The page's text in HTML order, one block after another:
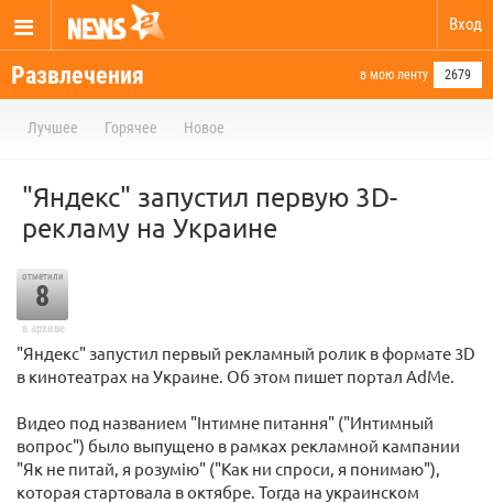
Вход
Развлечения в мою ленту 2679
Лучшее Горячее Новое
"Яндекс" запустил первую 3D-
рекламу на Украине
отметили
8
в архиве
"Яндекс" запустил первый рекламный ролик в формате 3D
в кинотеатрах на Украине. Об этом пишет портал AdMe.
Видео под названием "Інтимне питання" ("Интимный
вопрос") было выпущено в рамках рекламной кампании
"Як не питай, я розумiю" ("Как ни спроси, я понимаю"),
которая стартовала в октябре. Тогда на украинском